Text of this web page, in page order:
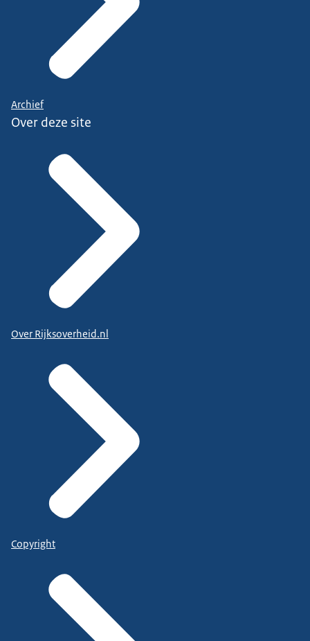
Archief
Over deze site
Over Rijksoverheid.nl
Copyright